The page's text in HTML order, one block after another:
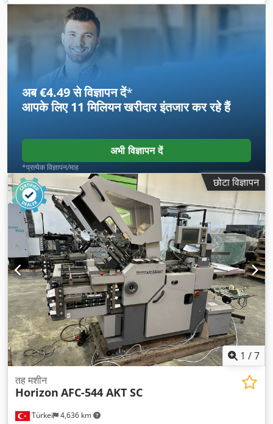
अब €4.49 से विज्ञापन दें*
आपके लिए11 मिलियन खरीदारइंतजार कर रहे हैं
अभी विज्ञापन दें
*प्रत्येक विज्ञापन/माह
छोटा विज्ञापन
1 /7
Türkei 4,636 km
तह मशीन
Horizon AFC-544 AKT SC